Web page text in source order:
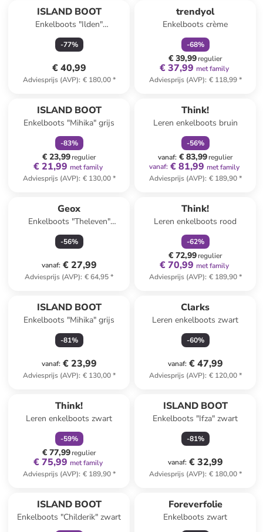
ISLAND BOOT
Enkelboots "Ilden"
donkerblauw
-77%
€ 40,99
Adviesprijs (AVP): € 180,00*
trendyol
Enkelboots crème
-68%
€ 39,99regulier
€ 37,99 met family
Adviesprijs (AVP): € 118,99*
ISLAND BOOT
Enkelboots "Mihika" grijs
-83%
€ 23,99regulier
€ 21,99 met family
Adviesprijs (AVP): € 130,00*
Think!
Leren enkelboots bruin
-56%
vanaf: € 83,99regulier
vanaf: € 81,99 met family
Adviesprijs (AVP): € 189,90*
Geox
Enkelboots "Theleven"
lichtbruin
-56%
vanaf: € 27,99
Adviesprijs (AVP): € 64,95*
Think!
Leren enkelboots rood
-62%
€ 72,99regulier
€ 70,99 met family
Adviesprijs (AVP): € 189,90*
ISLAND BOOT
Enkelboots "Mihika" grijs
-81%
vanaf: € 23,99
Adviesprijs (AVP): € 130,00*
Clarks
Leren enkelboots zwart
-60%
vanaf: € 47,99
Adviesprijs (AVP): € 120,00*
Think!
Leren enkelboots zwart
-59%
€ 77,99regulier
€ 75,99 met family
Adviesprijs (AVP): € 189,90*
ISLAND BOOT
Enkelboots "Ifza" zwart
-81%
vanaf: € 32,99
Adviesprijs (AVP): € 180,00*
ISLAND BOOT
Enkelboots "Childerik" zwart
Foreverfolie
Enkelboots zwart